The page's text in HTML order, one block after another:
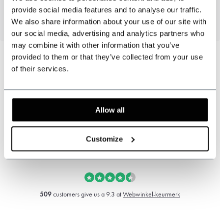
provide social media features and to analyse our traffic.
We also share information about your use of our site with
our social media, advertising and analytics partners who
may combine it with other information that you’ve
provided to them or that they’ve collected from your use
of their services.
Allow all
Customize
cravates traditionnelles.
Service à la clientèle:
+31 528233787
509customers give us a 9.3 atWebwinkel-keurmerk